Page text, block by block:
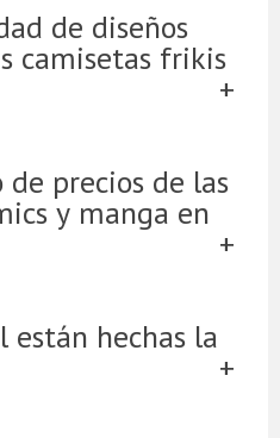
de diseños
camisetas frikis
de precios de las
y manga en
están hechas la